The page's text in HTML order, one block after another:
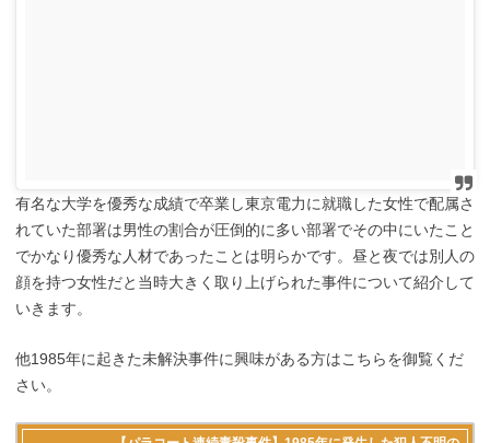
有名な大学を優秀な成績で卒業し東京電力に就職した女性で配属さ
れていた部署は男性の割合が圧倒的に多い部署でその中にいたこと
でかなり優秀な人材であったことは明らかです。昼と夜では別人の
顔を持つ女性だと当時大きく取り上げられた事件について紹介して
いきます。
他1985年に起きた未解決事件に興味がある方はこちらを御覧くだ
さい。